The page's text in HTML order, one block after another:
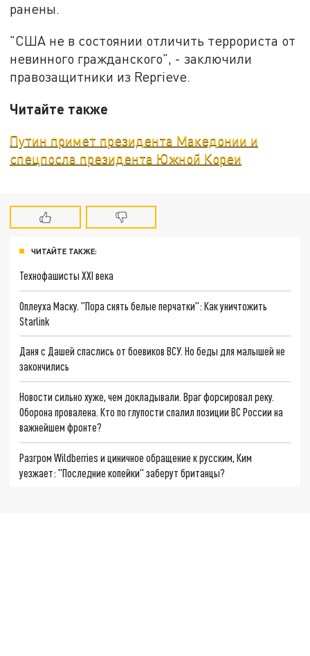
ранены.
"США не в состоянии отличить террориста от
невинного гражданского", - заключили
правозащитники из Reprieve.
Читайте также
Путин примет президента Македонии и
спецпосла президента Южной Кореи
ЧИТАЙТЕ ТАКЖЕ:
Технофашисты XXI века
Оплеуха Маску. "Пора снять белые перчатки": Как уничтожить
Starlink
Даня с Дашей спаслись от боевиков ВСУ. Но беды для малышей не
закончились
Новости сильно хуже, чем докладывали. Враг форсировал реку.
Оборона провалена. Кто по глупости спалил позиции ВС России на
важнейшем фронте?
Разгром Wildberries и циничное обращение к русским, Ким
уезжает: "Последние копейки" заберут британцы?